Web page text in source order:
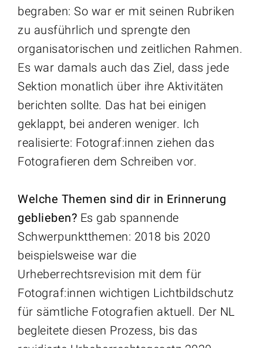
begraben: So war er mit seinen Rubriken
zu ausführlich und sprengte den
organisatorischen und zeitlichen Rahmen.
Es war damals auch das Ziel, dass jede
Sektion monatlich über ihre Aktivitäten
berichten sollte. Das hat bei einigen
geklappt, bei anderen weniger. Ich
realisierte: Fotograf:innen ziehen das
Fotografieren dem Schreiben vor.
Welche Themen sind dir in Erinnerung
geblieben? Es gab spannende
Schwerpunktthemen: 2018 bis 2020
beispielsweise war die
Urheberrechtsrevision mit dem für
Fotograf:innen wichtigen Lichtbildschutz
für sämtliche Fotografien aktuell. Der NL
begleitete diesen Prozess, bis das